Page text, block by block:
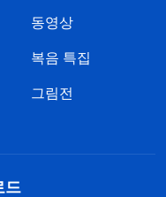
동영상
복음 특집
그림전
드